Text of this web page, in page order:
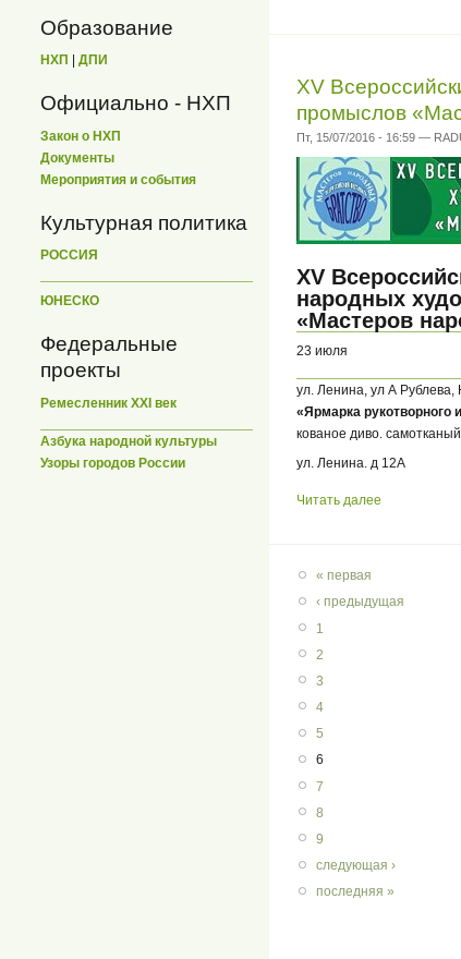
Образование
НХП ДПИ
Официально - НХП
Закон о НХП
Документы
Мероприятия и события
Культурная политика
РОССИЯ
ЮНЕСКО
Федеральные
проекты
Ремесленник XXI век
Азбука народной культуры
Узоры городов России
XV
промыслов
Пт, 15/07/2016 - 16:59 —
XV
народных
«Мастеров
23 июля
ул. Ленина, ул А
«Ярмарка рукотворного
кованое диво.
ул. Ленина. д 12А
Читать далее
« первая
‹ предыдущая
1
2
3
4
5
6
7
8
9
следующая ›
последняя »